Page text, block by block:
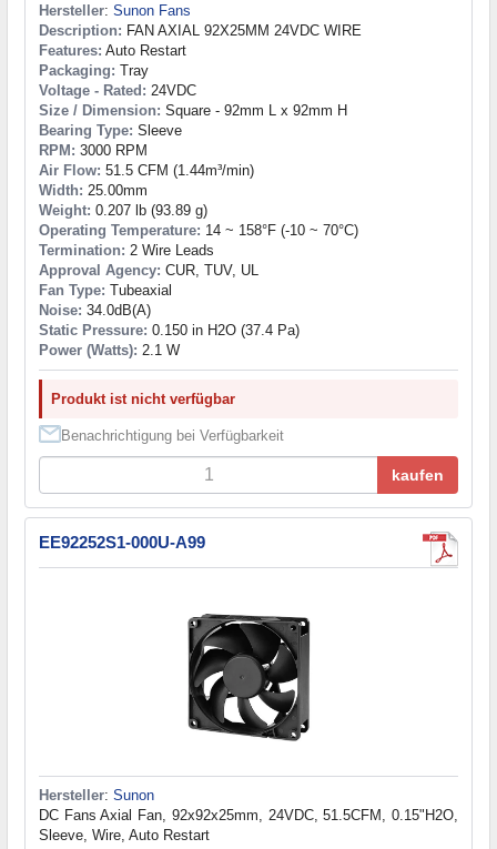
Hersteller: Sunon Fans
Description: FAN AXIAL 92X25MM 24VDC WIRE
Features: Auto Restart
Packaging: Tray
Voltage - Rated: 24VDC
Size / Dimension: Square - 92mm L x 92mm H
Bearing Type: Sleeve
RPM: 3000 RPM
Air Flow: 51.5 CFM (1.44m³/min)
Width: 25.00mm
Weight: 0.207 lb (93.89 g)
Operating Temperature: 14 ~ 158°F (-10 ~ 70°C)
Termination: 2 Wire Leads
Approval Agency: CUR, TUV, UL
Fan Type: Tubeaxial
Noise: 34.0dB(A)
Static Pressure: 0.150 in H2O (37.4 Pa)
Power (Watts): 2.1 W
Produkt ist nicht verfügbar
Benachrichtigung bei Verfügbarkeit
kaufen
EE92252S1-000U-A99
Hersteller: Sunon
DC Fans Axial Fan, 92x92x25mm, 24VDC, 51.5CFM, 0.15"H2O,
Sleeve, Wire, Auto Restart